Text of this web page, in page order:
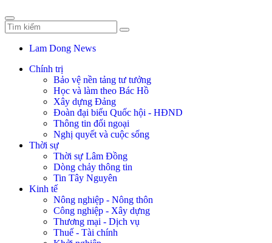
Lam Dong News
Chính trị
Bảo vệ nền tảng tư tưởng
Học và làm theo Bác Hồ
Xây dựng Đảng
Đoàn đại biểu Quốc hội - HĐND
Thông tin đối ngoại
Nghị quyết và cuộc sống
Thời sự
Thời sự Lâm Đồng
Dòng chảy thông tin
Tin Tây Nguyên
Kinh tế
Nông nghiệp - Nông thôn
Công nghiệp - Xây dựng
Thương mại - Dịch vụ
Thuế - Tài chính